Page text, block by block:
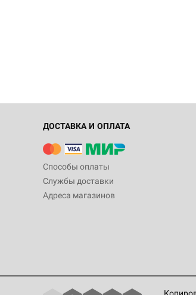
ДОСТАВКА И ОПЛАТА
Способы оплаты
Службы доставки
Адреса магазинов